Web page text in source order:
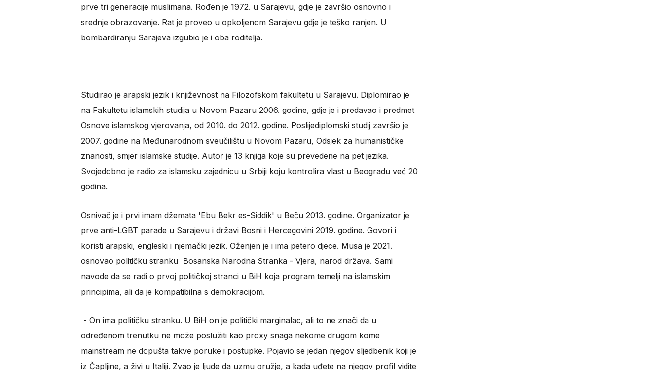
prve tri generacije muslimana. Rođen je 1972. u Sarajevu, gdje je završio osnovno i
srednje obrazovanje. Rat je proveo u opkoljenom Sarajevu gdje je teško ranjen. U
bombardiranju Sarajeva izgubio je i oba roditelja.
Studirao je arapski jezik i književnost na Filozofskom fakultetu u Sarajevu. Diplomirao je
na Fakultetu islamskih studija u Novom Pazaru 2006. godine, gdje je i predavao i predmet
Osnove islamskog vjerovanja, od 2010. do 2012. godine. Poslijediplomski studij završio je
2007. godine na Međunarodnom sveučilištu u Novom Pazaru, Odsjek za humanističke
znanosti, smjer islamske studije. Autor je 13 knjiga koje su prevedene na pet jezika.
Svojedobno je radio za islamsku zajednicu u Srbiji koju kontrolira vlast u Beogradu već 20
godina.
Osnivač je i prvi imam džemata 'Ebu Bekr es-Siddik' u Beču 2013. godine. Organizator je
prve anti-LGBT parade u Sarajevu i državi Bosni i Hercegovini 2019. godine. Govori i
koristi arapski, engleski i njemački jezik. Oženjen je i ima petero djece. Musa je 2021.
osnovao političku stranku Bosanska Narodna Stranka - Vjera, narod država. Sami
navode da se radi o prvoj političkoj stranci u BiH koja program temelji na islamskim
principima, ali da je kompatibilna s demokracijom.
- On ima političku stranku. U BiH on je politički marginalac, ali to ne znači da u
određenom trenutku ne može poslužiti kao proxy snaga nekome drugom kome
mainstream ne dopušta takve poruke i postupke. Pojavio se jedan njegov sljedbenik koji je
iz Čapljine, a živi u Italiji. Zvao je ljude da uzmu oružje, a kada uđete na njegov profil vidite